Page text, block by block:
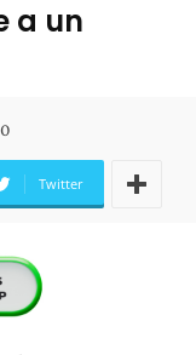
a un
0
Twitter